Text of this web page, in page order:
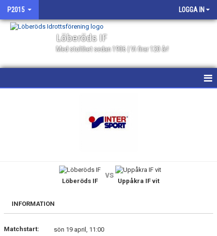
P2015 LOGGA IN
Löberöds IF
Med stolthet sedan 1906 | Vi firar 120 år!
TRUPPEN
Löberöds IF
vs
Uppåkra IF vit
INFORMATION
Matchstart:
sön 19 april, 11:00